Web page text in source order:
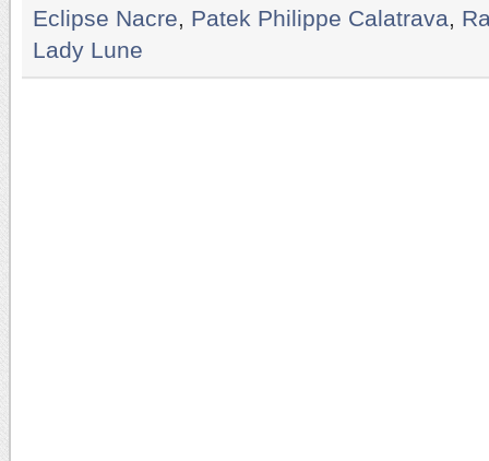
Eclipse Nacre
Patek Philippe Calatrava
Lady Lune